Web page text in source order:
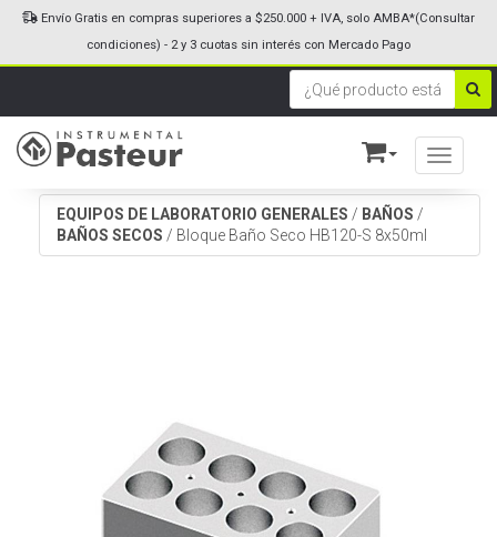
Toggle
Envío Gratis en compras superiores a $250.000 + IVA, solo AMBA*(Consultar
condiciones) - 2 y 3 cuotas sin interés con Mercado Pago
EQUIPOS DE LABORATORIO GENERALES / BAÑOS /
BAÑOS SECOS / Bloque Baño Seco HB120-S 8x50ml